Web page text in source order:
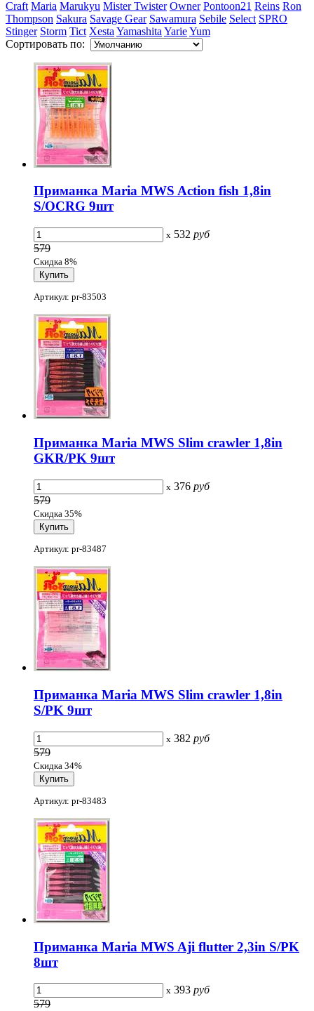
Craft Maria Marukyu Mister Twister Owner Pontoon21 Reins Ron
Thompson Sakura Savage Gear Sawamura Sebile Select SPRO
Stinger Storm Tict Xesta Yamashita YarieYum
Сортировать по:
Приманка Maria MWS Action fish 1,8in
S/OCRG 9шт
x 532 руб
579
Скидка 8%
Артикул: pr-83503
Приманка Maria MWS Slim crawler 1,8in
GKR/PK 9шт
x 376 руб
579
Скидка 35%
Артикул: pr-83487
Приманка Maria MWS Slim crawler 1,8in
S/PK 9шт
x 382 руб
579
Скидка 34%
Артикул: pr-83483
Приманка Maria MWS Aji flutter 2,3in S/PK
8шт
x 393 руб
579